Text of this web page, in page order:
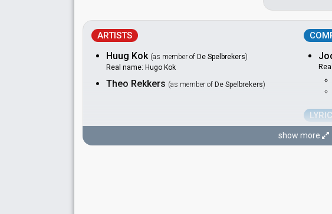
ARTISTS
Huug Kok (as member of De Spelbrekers)
Real name: Hugo Kok
Theo Rekkers (as member of De Spelbrekers)
show more